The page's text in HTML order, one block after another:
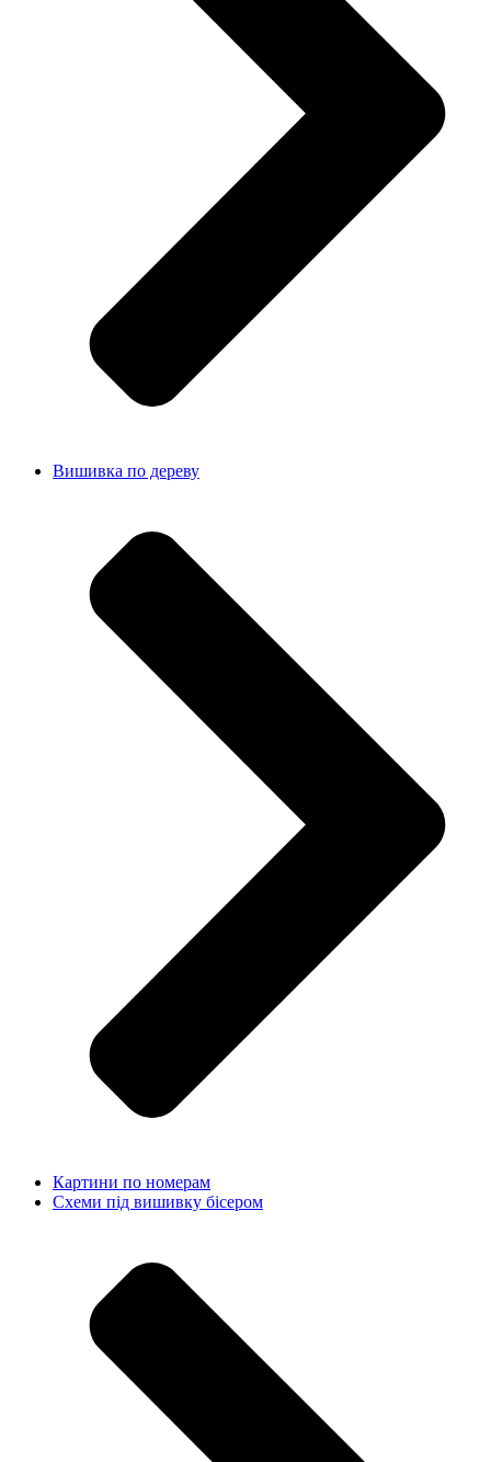
Вишивка по дереву
Картини по номерам
Схеми під вишивку бісером